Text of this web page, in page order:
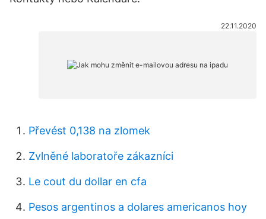
22.11.2020
Převést 0,138 na zlomek
Zvlněné laboratoře zákazníci
Le cout du dollar en cfa
Pesos argentinos a dolares americanos hoy